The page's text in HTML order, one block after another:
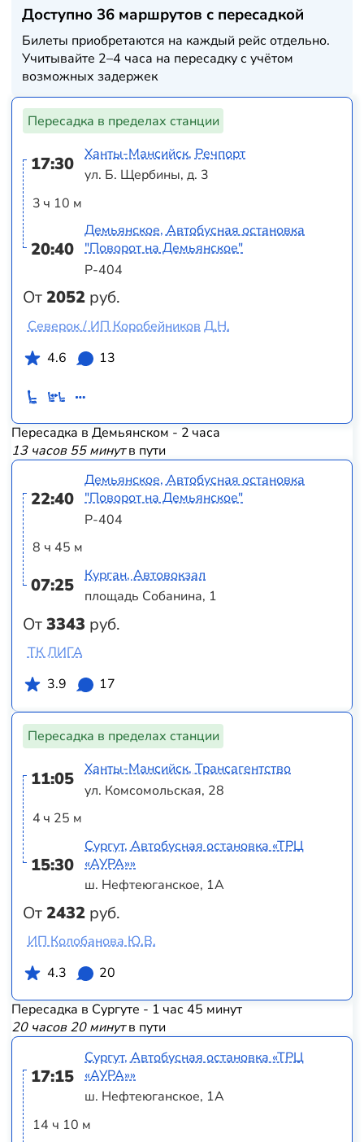
Доступно 36 маршрутов с пересадкой
Билеты приобретаются на каждый рейс отдельно.
Учитывайте 2–4 часа на пересадку с учётом
возможных задержек
Пересадка в пределах станции
17:30
3 ч 10 м
20:40
От2052 руб.
Ханты-Мансийск, Речпорт
ул. Б. Щербины, д. 3
Демьянское, Автобусная остановка
"Поворот на Демьянское"
Р-404
Северок / ИП Коробейников Д.Н.
4.6
13
Пересадка в Демьянском - 2 часа
13 часов 55 минутв пути
22:40
8 ч 45 м
07:25
От3343 руб.
Демьянское, Автобусная остановка
"Поворот на Демьянское"
Р-404
Курган, Автовокзал
площадь Собанина, 1
ТК ЛИГА
3.9
17
Пересадка в пределах станции
11:05
4 ч 25 м
15:30
От2432 руб.
Ханты-Мансийск, Трансагентство
ул. Комсомольская, 28
Сургут, Автобусная остановка «ТРЦ
«АУРА»»
ш. Нефтеюганское, 1А
ИП Колобанова Ю.В.
4.3
20
Пересадка в Сургуте - 1 час 45 минут
20 часов 20 минутв пути
17:15
14 ч 10 м
Сургут, Автобусная остановка «ТРЦ
«АУРА»»
ш. Нефтеюганское, 1А